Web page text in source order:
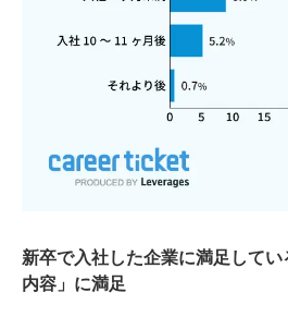
新卒で入社した企業に満足して
内容」に満足